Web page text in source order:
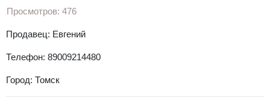
Просмотров: 476
Продавец: Евгений
Телефон: 89009214480
Город: Томск